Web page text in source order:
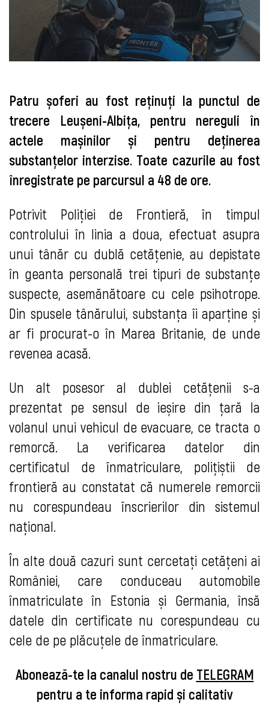
Patru șoferi au fost reținuți la punctul de
trecere Leușeni-Albița, pentru nereguli în
actele mașinilor și pentru deținerea
substanțelor interzise. Toate cazurile au fost
înregistrate pe parcursul a 48 de ore.
Potrivit Poliției de Frontieră, în timpul
controlului în linia a doua, efectuat asupra
unui tânăr cu dublă cetățenie, au depistate
în geanta personală trei tipuri de substanțe
suspecte, asemănătoare cu cele psihotrope.
Din spusele tânărului, substanța îi aparține și
ar fi procurat-o în Marea Britanie, de unde
revenea acasă.
Un alt posesor al dublei cetățenii s-a
prezentat pe sensul de ieșire din țară la
volanul unui vehicul de evacuare, ce tracta o
remorcă. La verificarea datelor din
certificatul de înmatriculare, polițiștii de
frontieră au constatat că numerele remorcii
nu corespundeau înscrierilor din sistemul
național.
În alte două cazuri sunt cercetați cetățeni ai
României, care conduceau automobile
înmatriculate în Estonia și Germania, însă
datele din certificate nu corespundeau cu
cele de pe plăcuțele de înmatriculare.
Abonează-te la canalul nostru de TELEGRAM
pentru a te informa rapid și calitativ